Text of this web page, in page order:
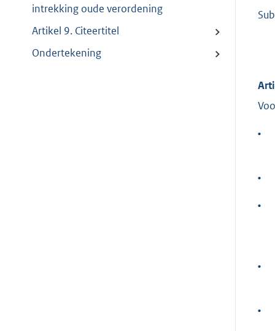
intrekking oude verordening
Artikel 9. Citeertitel
Ondertekening
•
•
•
•
•